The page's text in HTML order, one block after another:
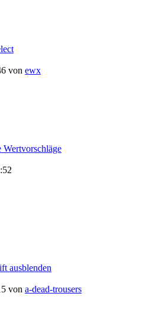
von ewx
ausblenden
von a-dead-trousers